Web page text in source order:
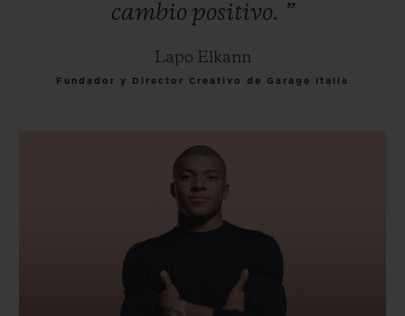
cambio positivo. ”
Lapo Elkann
Fundador y Director Creativo de Garage Italia